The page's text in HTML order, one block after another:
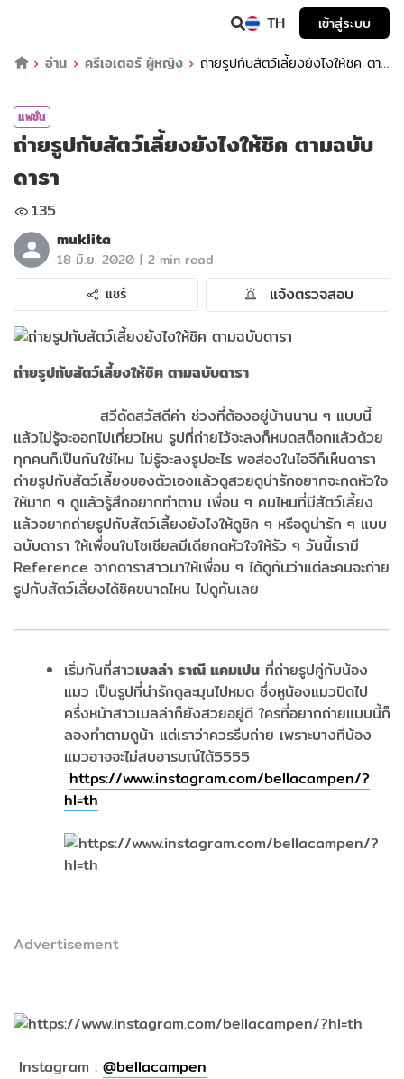
TH
เข้าสู่ระบบ
อ่าน
ครีเอเตอร์ ผู้หญิง
ถ่ายรูปกับสัตว์เลี้ยงยังไงให้ชิค ตาม
ฉบับดารา
แฟชั่น
ถ่ายรูปกับสัตว์เลี้ยงยังไงให้ชิค ตามฉบับ
ดารา
135
muklita
18 มิ.ย. 2020 | 2 min read
แชร์
แจ้งตรวจสอบ
ถ่ายรูปกับสัตว์เลี้ยงให้ชิค ตามฉบับดารา
สวีดัดสวัสดีค่า ช่วงที่ต้องอยู่บ้านนาน ๆ แบบนี้
แล้วไม่รู้จะออกไปเที่ยวไหน รูปที่ถ่ายไว้จะลงก็หมดสต็อกแล้วด้วย
ทุกคนก็เป็นกันใช่ไหม ไม่รู้จะลงรูปอะไร พอส่องในไอจีก็เห็นดารา
ถ่ายรูปกับสัตว์เลี้ยงของตัวเองแล้วดูสวยดูน่ารักอยากจะกดหัวใจ
ให้มาก ๆ ดูแล้วรู้สึกอยากทำตาม เพื่อน ๆ คนไหนที่มีสัตว์เลี้ยง
แล้วอยากถ่ายรูปกับสัตว์เลี้ยงยังไงให้ดูชิค ๆ หรือดูน่ารัก ๆ แบบ
ฉบับดารา ให้เพื่อนในโซเชียลมีเดียกดหัวใจให้รัว ๆ วันนี้เรามี
Reference จากดาราสาวมาให้เพื่อน ๆ ได้ดูกันว่าแต่ละคนจะถ่าย
รูปกับสัตว์เลี้ยงได้ชิคขนาดไหน ไปดูกันเลย
เริ่มกันที่สาวเบลล่า ราณี แคมเปน ที่ถ่ายรูปคู่กับน้อง
แมว เป็นรูปที่น่ารักดูละมุนไปหมด ซึ่งหูน้องแมวปิดไป
ครึ่งหน้าสาวเบลล่าก็ยังสวยอยู่ดี ใครที่อยากถ่ายแบบนี้ก็
ลองทำตามดูน้า แต่เราว่าควรรีบถ่าย เพราะบางทีน้อง
แมวอาจจะไม่สบอารมณ์ได้5555
https://www.instagram.com/bellacampen/?
hl=th
Advertisement
Instagram : @bellacampen